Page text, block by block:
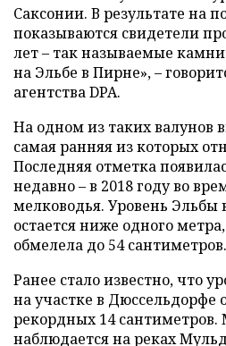
Саксонии. В результате на
показываются свидетели
лет – так называемые
на Эльбе в Пирне», –
агентства DPA.
На одном из таких валунов
самая ранняя из которых
Последняя отметка
недавно – в 2018 году во
мелководья. Уровень Эльбы
остается ниже одного
обмелела до 54 сантиметров.
Ранее стало известно, что
на участке в Дюссельдорфе
рекордных 14 сантиметров.
наблюдается на реках